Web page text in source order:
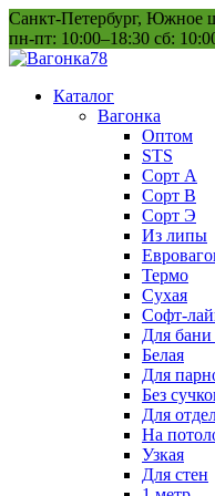
Перейти
к
содержанию
Санкт-Петербург, Южное
пн-пт: 10:00–18:30 сб:
Каталог
Вагонка
Оптом
STS
Сорт А
Сорт В
Сорт Э
Из липы
Термо
Сухая
Софт-
Для
Белая
Для
Без
Для
На
Узкая
Для стен